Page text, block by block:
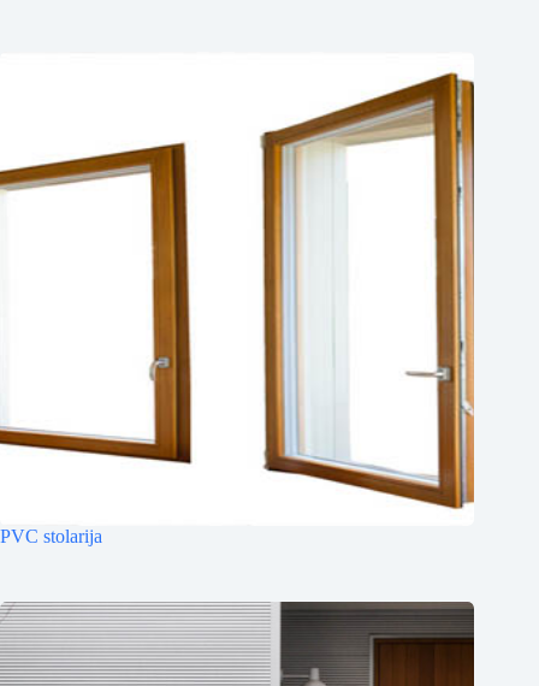
PVC stolarija